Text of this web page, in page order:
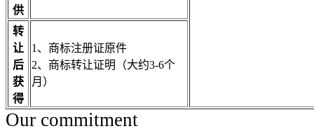
供
转
让
后
获
得
1、商标注册证原件
2、商标转让证明（大约3-6个
月）
Our commitment